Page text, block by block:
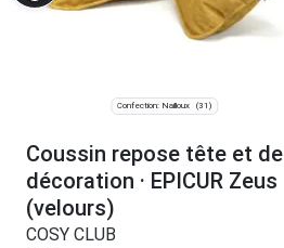
Confection: Nailloux (31)
Coussin repose tête et de
décoration · EPICUR Zeus
(velours)
COSY CLUB